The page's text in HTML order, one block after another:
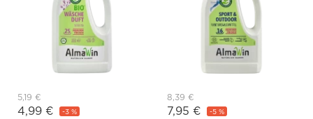
5,19 €
4,99 € -3 %
8,39 €
7,95 € -5 %